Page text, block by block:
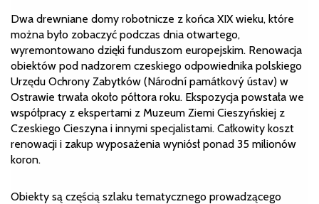
Dwa drewniane domy robotnicze z końca XIX wieku, które
można było zobaczyć podczas dnia otwartego,
wyremontowano dzięki funduszom europejskim. Renowacja
obiektów pod nadzorem czeskiego odpowiednika polskiego
Urzędu Ochrony Zabytków (Národní památkový ústav) w
Ostrawie trwała około półtora roku. Ekspozycja powstała we
współpracy z ekspertami z Muzeum Ziemi Cieszyńskiej z
Czeskiego Cieszyna i innymi specjalistami. Całkowity koszt
renowacji i zakup wyposażenia wyniósł ponad 35 milionów
koron.
Obiekty są częścią szlaku tematycznego prowadzącego